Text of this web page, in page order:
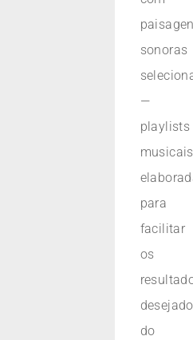
sonoras
—
playlists
musicais
para
facilitar
os
do